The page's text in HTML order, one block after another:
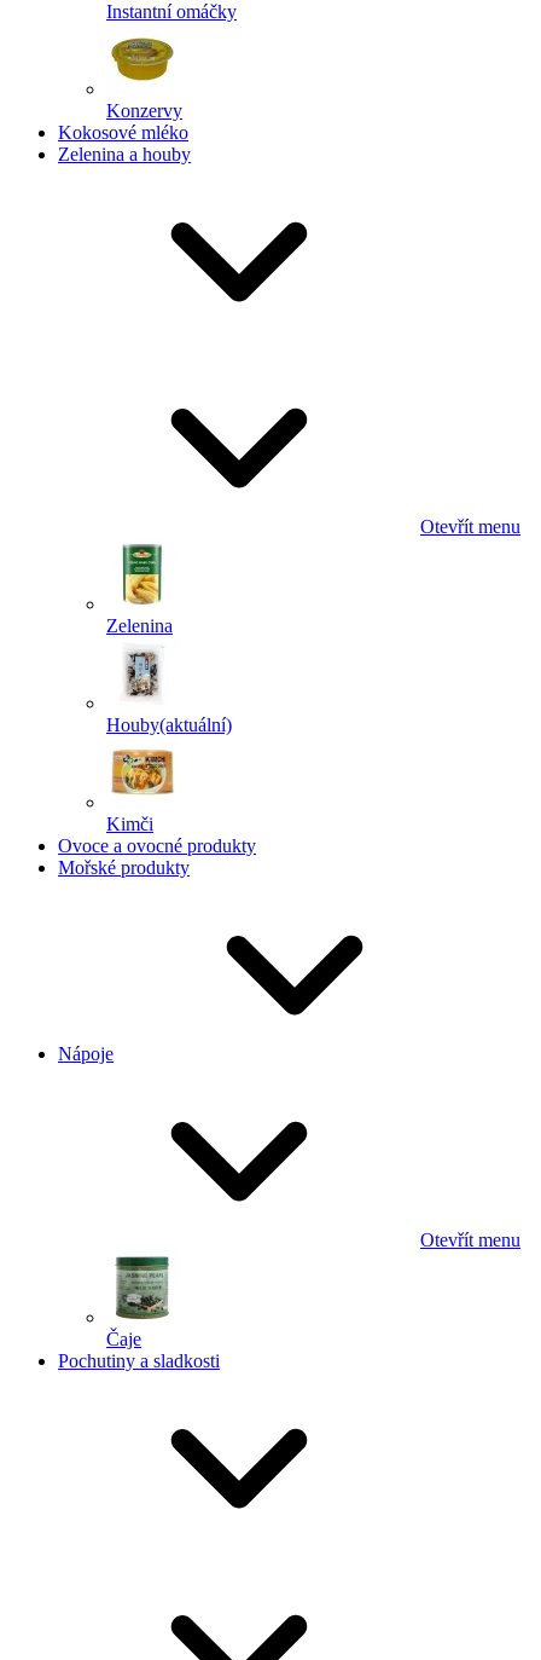
Instantní omáčky
Konzervy
Kokosové mléko
Zelenina a houby
Otevřít menu
Zelenina
Houby(aktuální)
Kimči
Ovoce a ovocné produkty
Mořské produkty
Nápoje
Otevřít menu
Čaje
Pochutiny a sladkosti